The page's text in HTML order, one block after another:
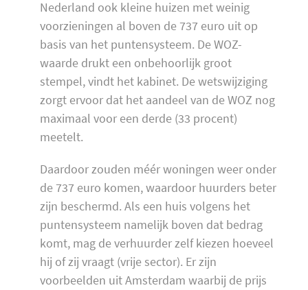
Nederland ook kleine huizen met weinig
voorzieningen al boven de 737 euro uit op
basis van het puntensysteem. De WOZ-
waarde drukt een onbehoorlijk groot
stempel, vindt het kabinet. De wetswijziging
zorgt ervoor dat het aandeel van de WOZ nog
maximaal voor een derde (33 procent)
meetelt.
Daardoor zouden méér woningen weer onder
de 737 euro komen, waardoor huurders beter
zijn beschermd. Als een huis volgens het
puntensysteem namelijk boven dat bedrag
komt, mag de verhuurder zelf kiezen hoeveel
hij of zij vraagt (vrije sector). Er zijn
voorbeelden uit Amsterdam waarbij de prijs